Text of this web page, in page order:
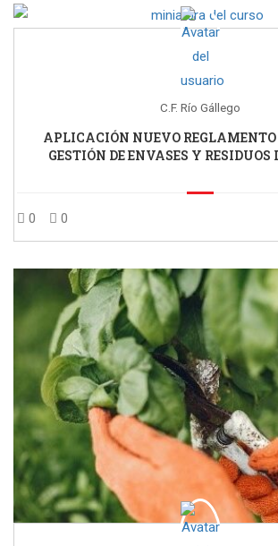
C.F. Río Gállego
APLICACIÓN NUEVO REGLAMENTO
GESTIÓN DE ENVASES Y RESIDUOS
0 0